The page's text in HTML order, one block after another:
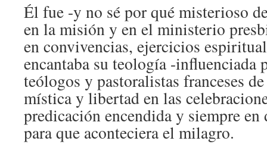
Él fue -y no sé por qué misterioso
en la misión y en el ministerio
en convivencias, ejercicios
encantaba su teología -influenciada
teólogos y pastoralistas franceses
mística y libertad en las
predicación encendida y siempre
para que aconteciera el milagro.